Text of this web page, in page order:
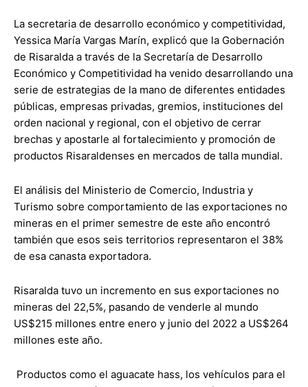
La secretaria de desarrollo económico y competitividad,
Yessica María Vargas Marín, explicó que la Gobernación
de Risaralda a través de la Secretaría de Desarrollo
Económico y Competitividad ha venido desarrollando una
serie de estrategias de la mano de diferentes entidades
públicas, empresas privadas, gremios, instituciones del
orden nacional y regional, con el objetivo de cerrar
brechas y apostarle al fortalecimiento y promoción de
productos Risaraldenses en mercados de talla mundial.
El análisis del Ministerio de Comercio, Industria y
Turismo sobre comportamiento de las exportaciones no
mineras en el primer semestre de este año encontró
también que esos seis territorios representaron el 38%
de esa canasta exportadora.
Risaralda tuvo un incremento en sus exportaciones no
mineras del 22,5%, pasando de venderle al mundo
US$215 millones entre enero y junio del 2022 a US$264
millones este año.
Productos como el aguacate hass, los vehículos para el